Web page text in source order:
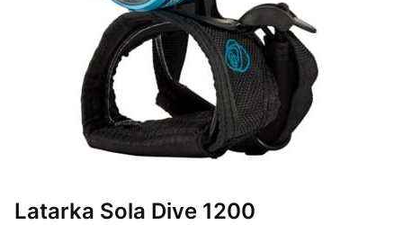
Latarka Sola Dive 1200